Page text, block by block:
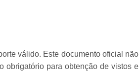
válido. Este documento oficial não
obrigatório para obtenção de vistos e